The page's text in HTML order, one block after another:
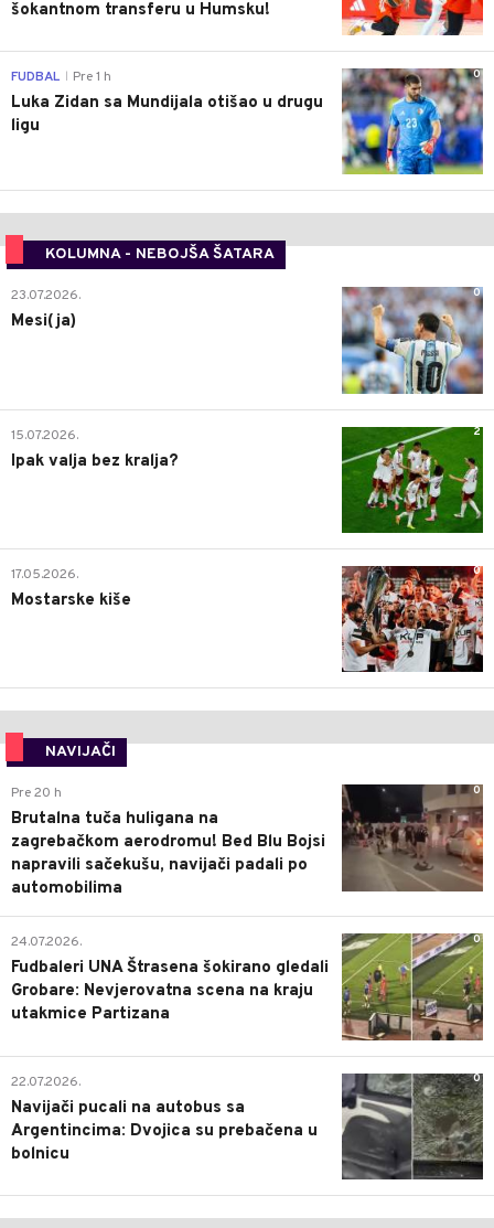
šokantnom transferu u Humsku!
0
FUDBAL Pre 1 h
Luka Zidan sa Mundijala otišao u drugu
ligu
KOLUMNA - NEBOJŠA ŠATARA
0
23.07.2026.
Mesi(ja)
2
15.07.2026.
Ipak valja bez kralja?
0
17.05.2026.
Mostarske kiše
NAVIJAČI
0
Pre 20 h
Brutalna tuča huligana na
zagrebačkom aerodromu! Bed Blu Bojsi
napravili sačekušu, navijači padali po
automobilima
0
24.07.2026.
Fudbaleri UNA Štrasena šokirano gledali
Grobare: Nevjerovatna scena na kraju
utakmice Partizana
0
22.07.2026.
Navijači pucali na autobus sa
Argentincima: Dvojica su prebačena u
bolnicu